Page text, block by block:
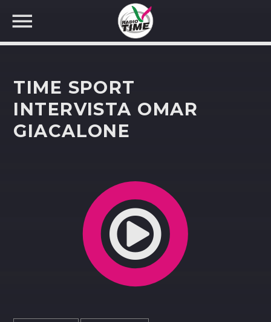
CERCA NEL SITO WEB:
TIME SPORT
INTERVISTA OMAR
GIACALONE